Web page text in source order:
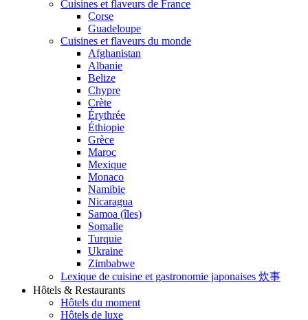
Cuisines et flaveurs de France
Corse
Guadeloupe
Cuisines et flaveurs du monde
Afghanistan
Albanie
Belize
Chypre
Crète
Érythrée
Éthiopie
Grèce
Maroc
Mexique
Monaco
Namibie
Nicaragua
Samoa (îles)
Somalie
Turquie
Ukraine
Zimbabwe
Lexique de cuisine et gastronomie japonaises 炊事
Hôtels & Restaurants
Hôtels du moment
Hôtels de luxe